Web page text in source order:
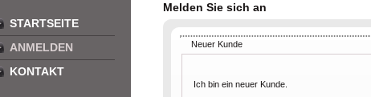
STARTSEITE
ANMELDEN
KONTAKT
Melden Sie sich an
Neuer Kunde
Ich bin ein neuer Kunde.